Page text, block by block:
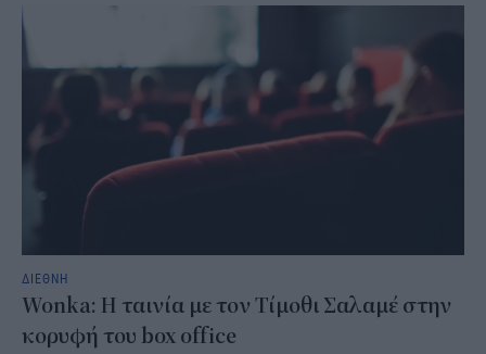
ΔΙΕΘΝΗ
Wonka: Η ταινία με τον Τίμοθι Σαλαμέ στην
κορυφή του box office